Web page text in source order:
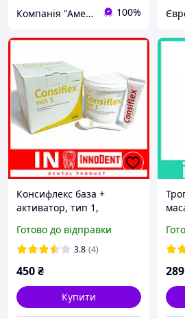
Компанія "Америка" 100%
Консифлекс база +
активатор, тип 1,
(Latus)
Готово до відправки
3.8 (4)
450₴
Купити
289